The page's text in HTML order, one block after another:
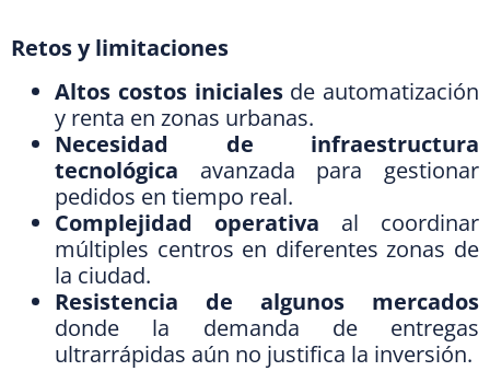
Retos y limitaciones
Altos costos iniciales de automatización
y renta en zonas urbanas.
Necesidad de infraestructura
tecnológica avanzada para gestionar
pedidos en tiempo real.
Complejidad operativa al coordinar
múltiples centros en diferentes zonas de
la ciudad.
Resistencia de algunos mercados
donde la demanda de entregas
ultrarrápidas aún no justifica la inversión.